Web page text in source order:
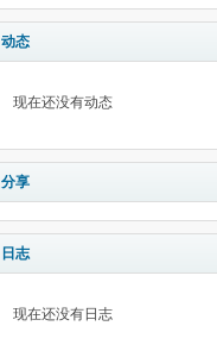
动态
现在还没有动态
分享
日志
现在还没有日志